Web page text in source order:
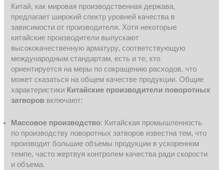
Китай, как мировая производственная держава,
предлагает широкий спектр уровней качества в
зависимости от производителя. Хотя некоторые
китайские производители выпускают
высококачественную арматуру, соответствующую
международным стандартам, есть и те, кто
ориентируется на меры по сокращению расходов, что
может сказаться на общем качестве продукции. Общие
характеристики Китайские производители поворотных
затворов включают:
Массовое производство: Китайская промышленность
по производству поворотных затворов известна тем, что
производит большие объемы продукции в ускоренном
темпе, часто жертвуя контролем качества ради скорости
и объема.